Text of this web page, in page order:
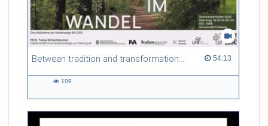
Between tradition and transformation: how owners, advisers and institutions co-create knowledge for resilient forests in Europe 54:13
54:13 duration
109